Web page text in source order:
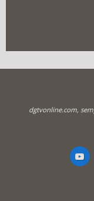
dgtvonline.com,